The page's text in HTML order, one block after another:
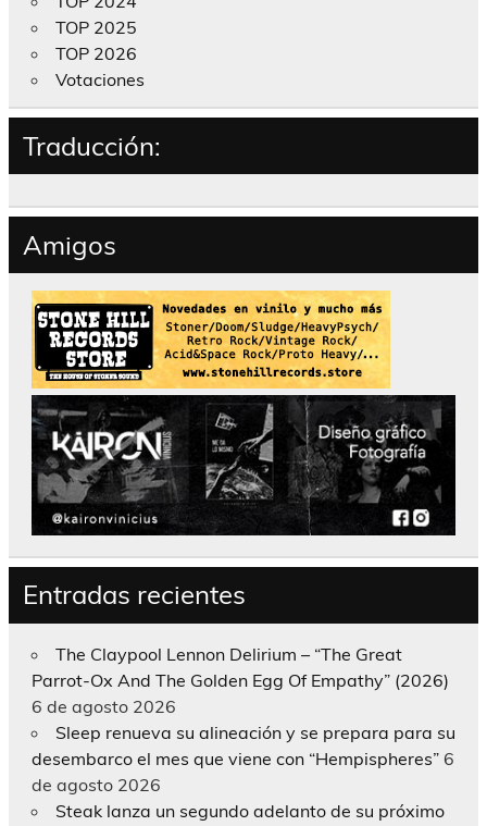
TOP 2025
TOP 2026
Votaciones
Traducción:
Amigos
Entradas recientes
The Claypool Lennon Delirium – “The Great
Parrot-Ox And The Golden Egg Of Empathy” (2026)
6 de agosto 2026
Sleep renueva su alineación y se prepara para su
desembarco el mes que viene con “Hempispheres” 6
de agosto 2026
Steak lanza un segundo adelanto de su próximo